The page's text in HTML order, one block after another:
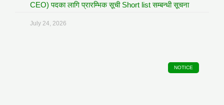
CEO) पदका लागि प्रारम्भिक सूची Short list सम्बन्धी सूचना
July 24, 2026
NOTICE